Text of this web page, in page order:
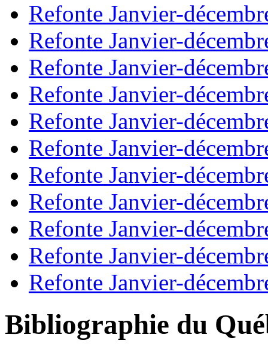
Refonte Janvier-
Refonte Janvier-
Refonte Janvier-
Refonte Janvier-
Refonte Janvier-
Refonte Janvier-
Refonte Janvier-
Refonte Janvier-
Refonte Janvier-
Refonte Janvier-
Refonte Janvier-
Bibliographie du